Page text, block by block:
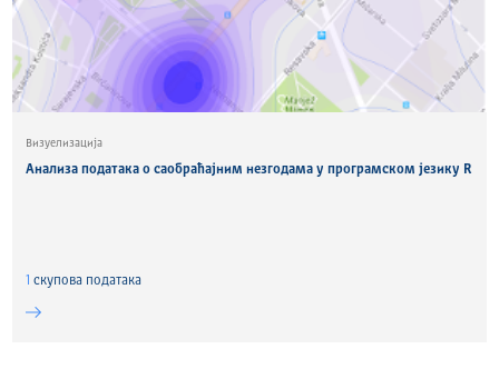
Визуелизација
Анализа података о саобраћајним незгодама у програмском језику R
1 скуповa података